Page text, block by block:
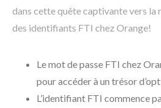
dans cette quête captivante vers la
des identifiants FTI chez Orange!
Le mot de passe FTI chez
pour accéder à un trésor
L’identifiant FTI commence